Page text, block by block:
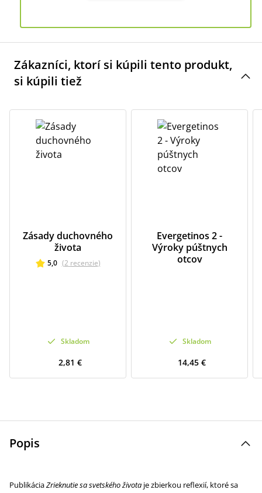
Zákazníci, ktorí si kúpili tento produkt,
si kúpili tiež
Zásady duchovného
života
5,0 (2 recenzie)
Skladom
2,81 €
Evergetinos 2 -
Výroky púštnych
otcov
Skladom
14,45 €
Popis
PublikáciaZrieknutie sa svetského života je zbierkou reflexií, ktoré sa